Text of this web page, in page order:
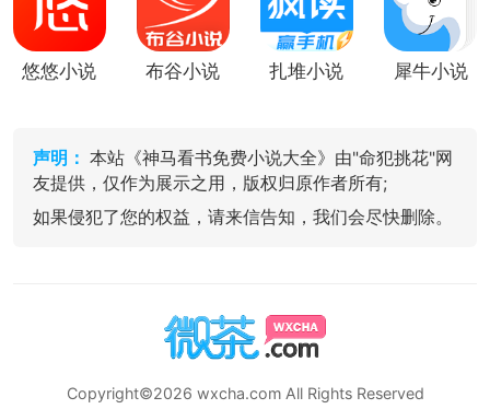
悠悠小说 布谷小说 扎堆小说 犀牛小说
声明： 本站《神马看书免费小说大全》由"命犯挑花"网
友提供，仅作为展示之用，版权归原作者所有;
如果侵犯了您的权益，请来信告知，我们会尽快删除。
Copyright©2026 wxcha.com All Rights Reserved